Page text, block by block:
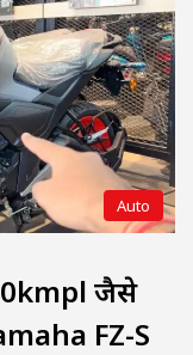
Auto
जैसे
FZ-S